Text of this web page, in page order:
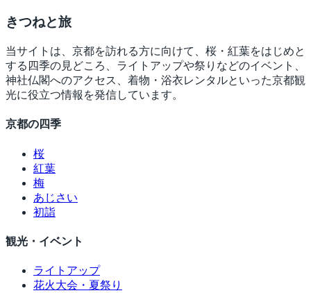
きつねと旅
当サイトは、京都を訪れる方に向けて、桜・紅葉をはじめと
する四季の見どころ、ライトアップや祭りなどのイベント、
神社仏閣へのアクセス、着物・浴衣レンタルといった京都観
光に役立つ情報を発信しています。
京都の四季
桜
紅葉
梅
あじさい
初詣
観光・イベント
ライトアップ
花火大会・夏祭り